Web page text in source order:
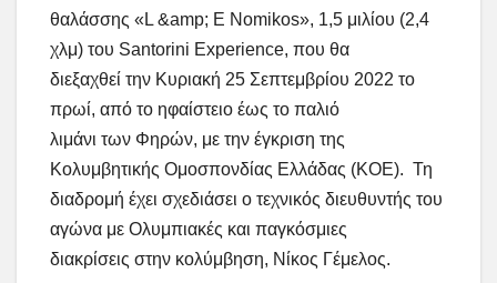
θαλάσσης «L &amp; E Nomikos», 1,5 μιλίου (2,4
χλμ) του Santorini Experience, που θα
διεξαχθεί την Κυριακή 25 Σεπτεμβρίου 2022 το
πρωί, από το ηφαίστειο έως το παλιό
λιμάνι των Φηρών, με την έγκριση της
Κολυμβητικής Ομοσπονδίας Ελλάδας (ΚΟΕ). Τη
διαδρομή έχει σχεδιάσει ο τεχνικός διευθυντής του
αγώνα με Ολυμπιακές και παγκόσμιες
διακρίσεις στην κολύμβηση, Νίκος Γέμελος.